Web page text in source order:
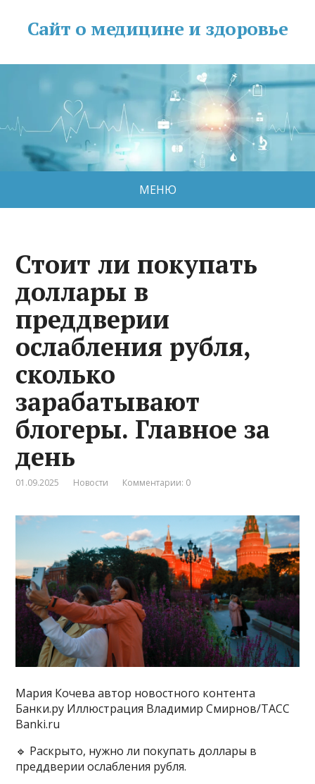
Сайт о медицине и здоровье
МЕНЮ
Стоит ли покупать
доллары в
преддверии
ослабления рубля,
сколько
зарабатывают
блогеры. Главное за
день
01.09.2025 Новости Комментарии: 0
Мария Кочева автор новостного контента
Банки.ру Иллюстрация Владимир Смирнов/ТАСС
Banki.ru ​
🔹 Раскрыто, нужно ли покупать доллары в
преддверии ослабления рубля.